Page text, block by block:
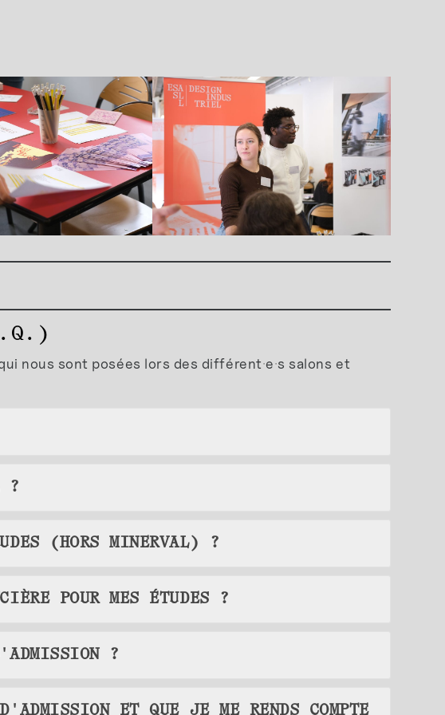
nous sont posées lors des différent·e·s salons et
?
(HORS MINERVAL) ?
POUR MES ÉTUDES ?
?
ET QUE JE ME RENDS COMPTE